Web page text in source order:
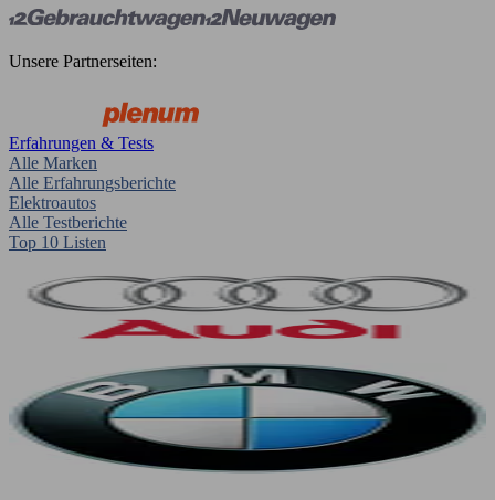
Unsere Partnerseiten:
Erfahrungen & Tests
Alle Marken
Alle Erfahrungsberichte
Elektroautos
Alle Testberichte
Top 10 Listen